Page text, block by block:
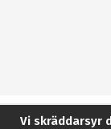
Vi skräddarsyr